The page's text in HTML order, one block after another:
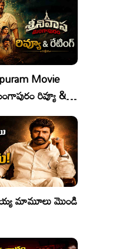
Movie
రివ్యూ &
మామూలు మొండి